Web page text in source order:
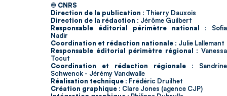
© CNRS
Direction de la publication : Thierry Dauxois
Direction de la rédaction : Jérôme Guilbert
Responsable éditorial périmètre national : Sofia
Nadir
Coordination et rédaction nationale : Julie Lallemant
Responsable éditorial périmètre régional : Vanessa
Tocut
Coordination et rédaction régionale : Sandrine
Schwenck - Jérémy Vandwalle
Réalisation technique : Frédéric Druilhet
Création graphique : Clare Jones (agence CJP)